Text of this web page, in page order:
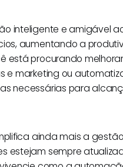
inteligente e amigável
aumentando a
está procurando
e marketing ou
necessárias para
ainda mais a
estejam sempre